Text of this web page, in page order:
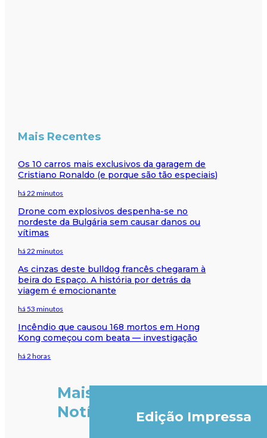
Mais Recentes
Os 10 carros mais exclusivos da garagem de
Cristiano Ronaldo (e porque são tão especiais)
há 22 minutos
Drone com explosivos despenha-se no
nordeste da Bulgária sem causar danos ou
vítimas
há 22 minutos
As cinzas deste bulldog francês chegaram à
beira do Espaço. A história por detrás da
viagem é emocionante
há 53 minutos
Incêndio que causou 168 mortos em Hong
Kong começou com beata — investigação
há 2 horas
Mais
Notícias
Edição Impressa